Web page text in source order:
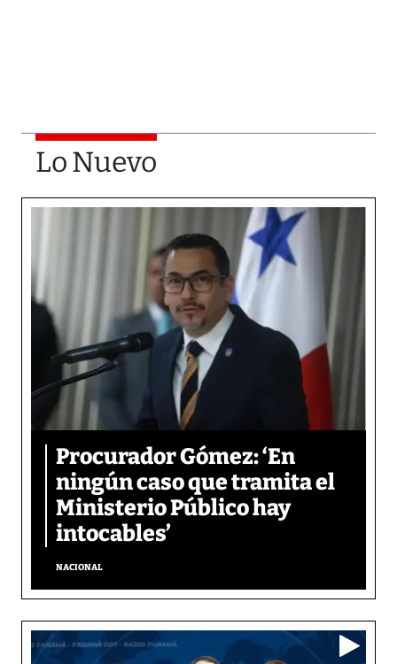
Lo Nuevo
Procurador Gómez: ‘En
ningún caso que tramita el
Ministerio Público hay
intocables’
NACIONAL